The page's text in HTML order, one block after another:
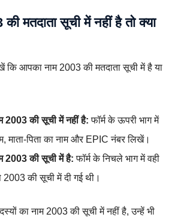
की मतदाता सूचीमें नहीं है तो क्या
कि आपका नाम 2003 की मतदाता सूची में है या
2003 की सूची में नहीं है: फॉर्म के ऊपरी भाग में
माता-पिता का नाम और EPIC नंबर लिखें।
2003 की सूची में है: फॉर्म के निचले भाग में वही
2003 की सूची में दी गई थी।
का नाम 2003 की सूची में नहीं है, उन्हें भी